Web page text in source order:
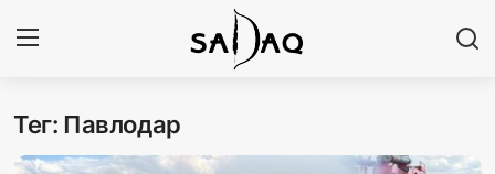
Кіру
Тег: Павлодар